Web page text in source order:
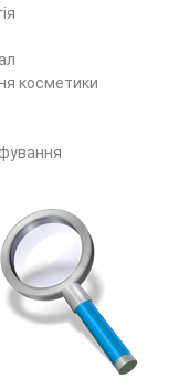
косметики